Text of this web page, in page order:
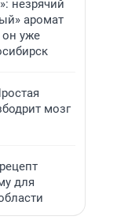
незрячий
аромат
он уже
мозг
для